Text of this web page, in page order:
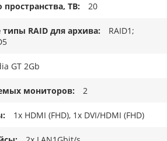
ТB 20
RAID для архива
RAID1;
GT 2Gb
мониторов 2
1x HDMI (FHD), 1x DVI/HDMI (FHD)